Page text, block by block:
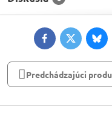
FacebookTwitter
Predchádzajúci